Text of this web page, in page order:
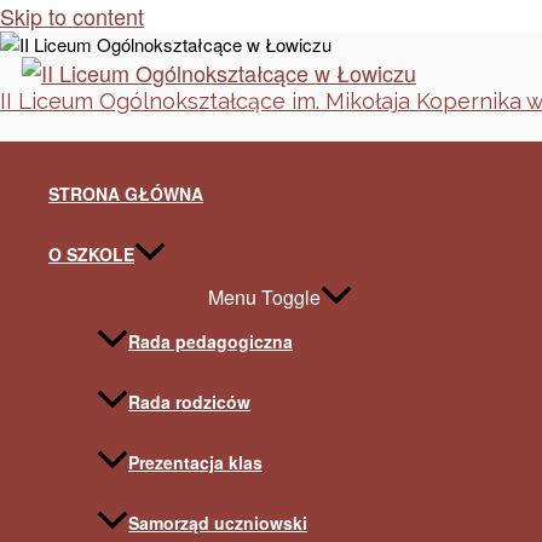
Skip to content
II Liceum Ogólnokształcące im. Mikołaja Kopernika
STRONA GŁÓWNA
O SZKOLE
Menu Toggle
Rada pedagogiczna
Rada rodziców
Prezentacja klas
Samorząd uczniowski